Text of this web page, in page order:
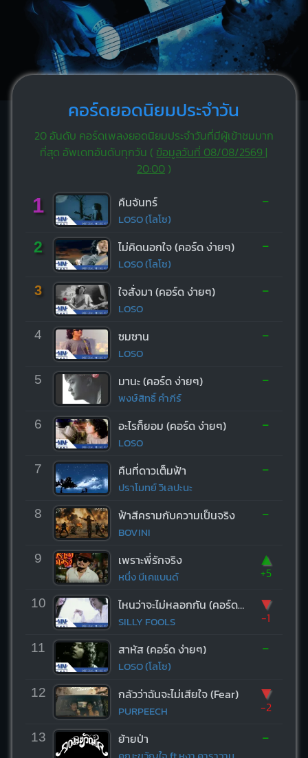
คอร์ดยอดนิยมประจำวัน
20 อันดับ คอร์ดเพลงยอดนิยมประจำวันที่มีผู้เข้าชมมาก
ที่สุด อัพเดทอันดับทุกวัน ( ข้อมูลวันที่ 08/08/2569 |
20:00)
1 คืนจันทร์
LOSO (โลโซ)
-
2 ไม่คิดนอกใจ (คอร์ด ง่ายๆ)
LOSO (โลโซ)
-
3 ใจสั่งมา (คอร์ด ง่ายๆ)
LOSO
-
4 ซมซาน
LOSO
-
5 มานะ (คอร์ด ง่ายๆ)
พงษ์สิทธิ์ คำภีร์
-
6 อะไรก็ยอม (คอร์ด ง่ายๆ)
LOSO
-
7 คืนที่ดาวเต็มฟ้า
ปราโมทย์ วิเลปะนะ
-
8 ฟ้าสีครามกับความเป็นจริง
BOVINI
-
9 เพราะพี่รักจริง
หนึ่ง บีเคแบนด์
▲
+5
10 ไหนว่าจะไม่หลอกกัน (คอร์ด ง่ายๆ)
SILLY FOOLS
▼
-1
11 สาหัส (คอร์ด ง่ายๆ)
LOSO (โลโซ)
-
12 กลัวว่าฉันจะไม่เสียใจ (Fear)
PURPEECH
▼
-2
13 ย้ายป่า -